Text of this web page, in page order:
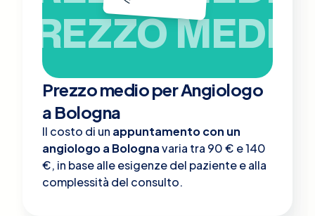
PREZZO MEDIO
Prezzo medio per Angiologo
a Bologna
Il costo di un appuntamento con un
angiologo a Bolognavaria tra 90 € e 140
€, in base alle esigenze del paziente e alla
complessità del consulto.